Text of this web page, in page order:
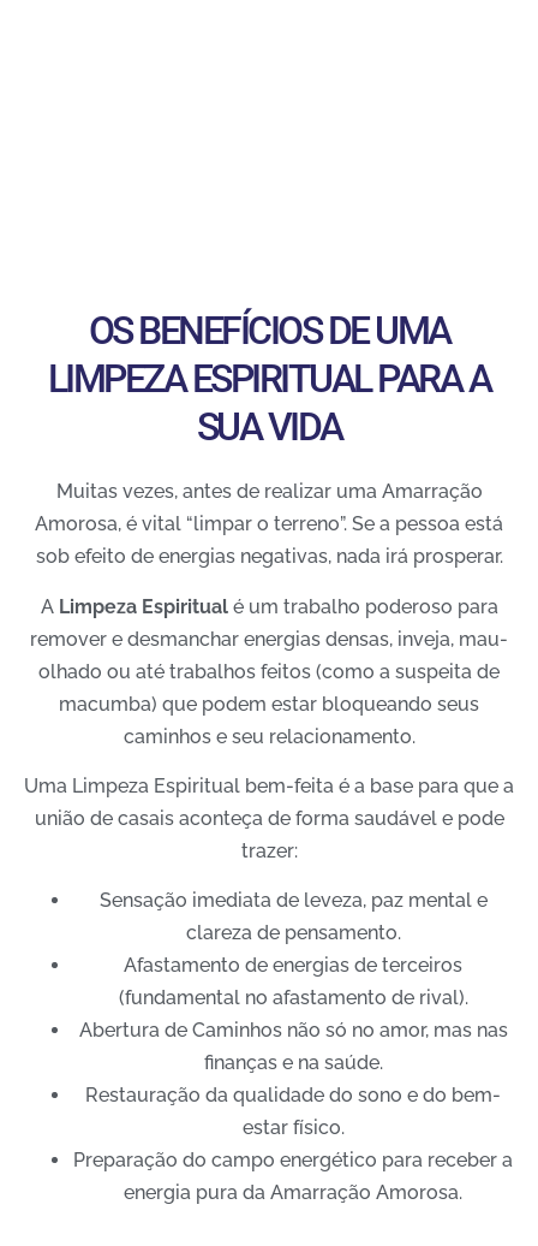
OS BENEFÍCIOS DE UMA
LIMPEZA ESPIRITUAL PARA A
SUA VIDA
Muitas vezes, antes de realizar uma Amarração
Amorosa, é vital “limpar o terreno”. Se a pessoa está
sob efeito de energias negativas, nada irá prosperar.
A Limpeza Espiritualé um trabalho poderoso para
remover e desmanchar energias densas, inveja, mau-
olhado ou até trabalhos feitos (como a suspeita de
macumba) que podem estar bloqueando seus
caminhos e seu relacionamento.
Uma Limpeza Espiritual bem-feita é a base para que a
união de casais aconteça de forma saudável e pode
trazer:
Sensação imediata de leveza, paz mental e
clareza de pensamento.
Afastamento de energias de terceiros
(fundamental no afastamento de rival).
Abertura de Caminhos não só no amor, mas nas
finanças e na saúde.
Restauração da qualidade do sono e do bem-
estar físico.
Preparação do campo energético para receber a
energia pura da Amarração Amorosa.